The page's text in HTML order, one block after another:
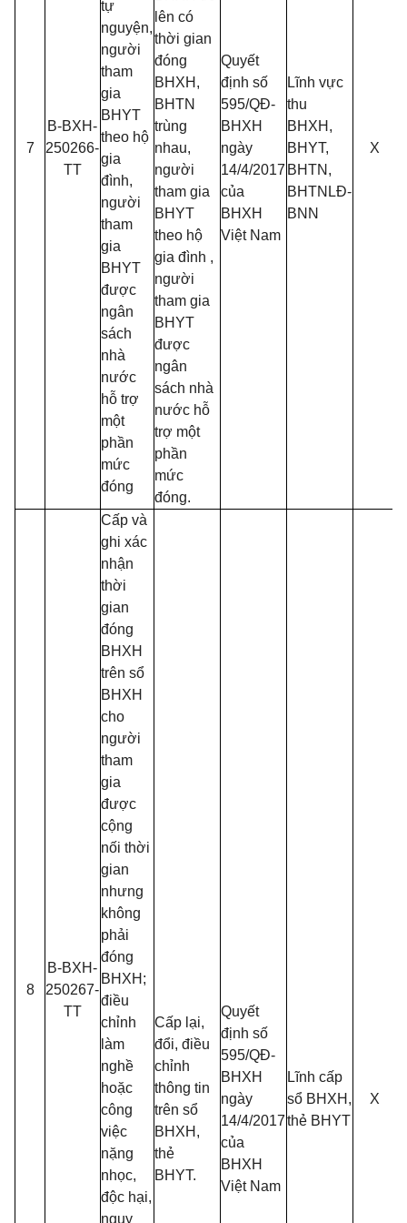
7
B-BXH-
250266-
TT
tự
nguyện,
người
tham
gia
BHYT
theo hộ
gia
đình,
người
tham
gia
BHYT
được
ngân
sách
nhà
nước
hỗ trợ
một
phần
mức
đóng
lên có
thời gian
đóng
BHXH,
BHTN
trùng
nhau,
người
tham gia
BHYT
theo hộ
gia đình ,
người
tham gia
BHYT
được
ngân
sách nhà
nước hỗ
trợ một
phần
mức
đóng.
Quyết
định số
595/QĐ-
BHXH
ngày
14/4/2017
của
BHXH
Việt Nam
Lĩnh vực
thu
BHXH,
BHYT,
BHTN,
BHTNLĐ-
BNN
X
8
B-BXH-
250267-
TT
Cấp và
ghi xác
nhận
thời
gian
đóng
BHXH
trên sổ
BHXH
cho
người
tham
gia
được
cộng
nối thời
gian
nhưng
không
phải
đóng
BHXH;
điều
chỉnh
làm
nghề
hoặc
công
việc
nặng
nhọc,
độc hại,
nguy
Cấp lại,
đổi, điều
chỉnh
thông tin
trên sổ
BHXH,
thẻ
BHYT.
Quyết
định số
595/QĐ-
BHXH
ngày
14/4/2017
của
BHXH
Việt Nam
Lĩnh cấp
sổ BHXH,
thẻ BHYT
X